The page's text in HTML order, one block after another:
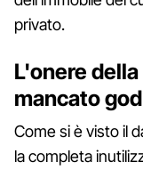
privato.
L'onere
mancato
Come si è visto il
la completa